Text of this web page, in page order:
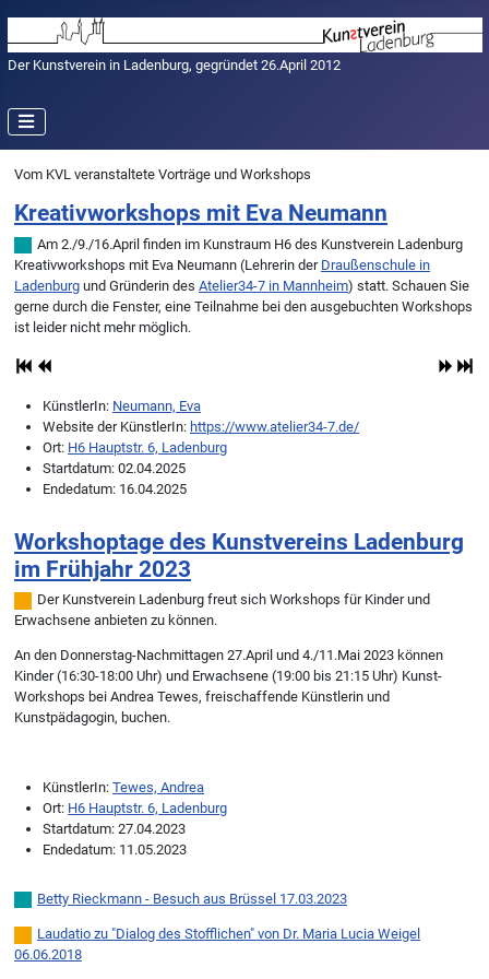
Der Kunstverein in Ladenburg, gegründet 26.April 2012
Vom KVL veranstaltete Vorträge und Workshops
Kreativworkshops mit Eva Neumann
Am 2./9./16.April finden im Kunstraum H6 des Kunstverein Ladenburg
Kreativworkshops mit Eva Neumann (Lehrerin der Draußenschule in
Ladenburg und Gründerin des Atelier34-7 in Mannheim) statt. Schauen Sie
gerne durch die Fenster, eine Teilnahme bei den ausgebuchten Workshops
ist leider nicht mehr möglich.
KünstlerIn: Neumann, Eva
Website der KünstlerIn: https://www.atelier34-7.de/
Ort: H6 Hauptstr. 6, Ladenburg
Startdatum: 02.04.2025
Endedatum: 16.04.2025
Workshoptage des Kunstvereins Ladenburg
im Frühjahr 2023
Der Kunstverein Ladenburg freut sich Workshops für Kinder und
Erwachsene anbieten zu können.
An den Donnerstag-Nachmittagen 27.April und 4./11.Mai 2023 können
Kinder (16:30-18:00 Uhr) und Erwachsene (19:00 bis 21:15 Uhr) Kunst-
Workshops bei Andrea Tewes, freischaffende Künstlerin und
Kunstpädagogin, buchen.
KünstlerIn: Tewes, Andrea
Ort: H6 Hauptstr. 6, Ladenburg
Startdatum: 27.04.2023
Endedatum: 11.05.2023
Betty Rieckmann - Besuch aus Brüssel 17.03.2023
Laudatio zu "Dialog des Stofflichen" von Dr. Maria Lucia Weigel
06.06.2018